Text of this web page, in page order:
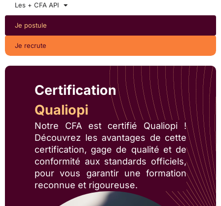
Les + CFA API
Je postule
Je recrute
Certification
Qualiopi
Notre CFA est certifié Qualiopi !
Découvrez les avantages de cette
certification, gage de qualité et de
conformité aux standards officiels,
pour vous garantir une formation
reconnue et rigoureuse.